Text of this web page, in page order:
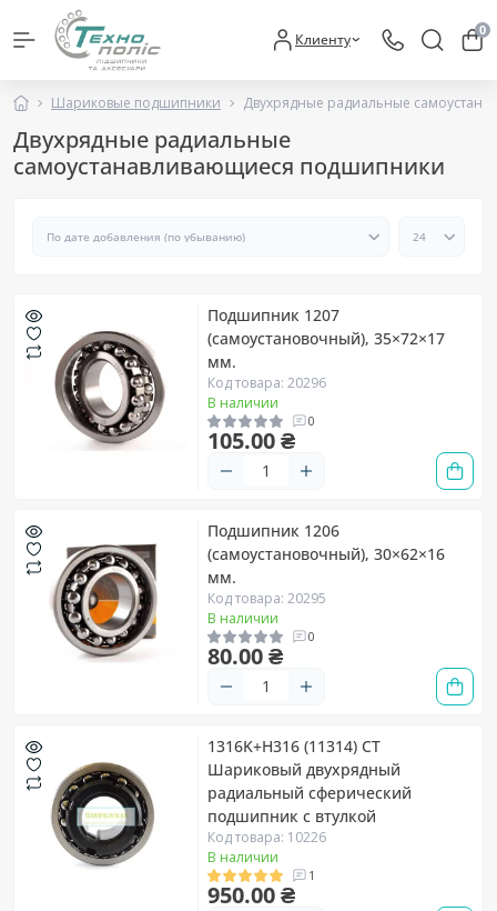
Клиенту 0
Шариковые подшипники Двухрядные радиальные
Двухрядные радиальные
самоустанавливающиеся подшипники
Подшипник 1207
(самоустановочный), 35×72×17
мм.
Код товара: 20296
В наличии
0
105.00 ₴
Подшипник 1206
(самоустановочный), 30×62×16
мм.
Код товара: 20295
В наличии
0
80.00 ₴
1316K+H316 (11314) СТ
Шариковый двухрядный
радиальный сферический
подшипник с втулкой
Код товара: 10226
В наличии
1
950.00 ₴